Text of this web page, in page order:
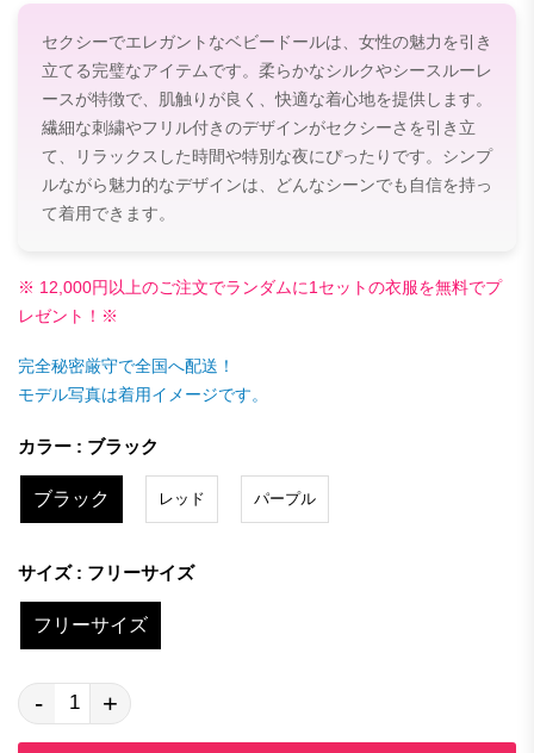
セクシーでエレガントなベビードールは、女性の魅力を引き
立てる完璧なアイテムです。柔らかなシルクやシースルーレ
ースが特徴で、肌触りが良く、快適な着心地を提供します。
繊細な刺繍やフリル付きのデザインがセクシーさを引き立
て、リラックスした時間や特別な夜にぴったりです。シンプ
ルながら魅力的なデザインは、どんなシーンでも自信を持っ
て着用できます。
※ 12,000円以上のご注文でランダムに1セットの衣服を無料でプ
レゼント！※
完全秘密厳守で全国へ配送！
モデル写真は着用イメージです。
カラー : ブラック
ブラック レッド パープル
サイズ : フリーサイズ
フリーサイズ
- +